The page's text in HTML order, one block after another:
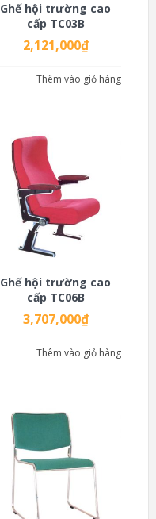
Ghế hội trường cao
cấp TC03B
2,121,000₫
Thêm vào giỏ hàng
Ghế hội trường cao
cấp TC06B
3,707,000₫
Thêm vào giỏ hàng